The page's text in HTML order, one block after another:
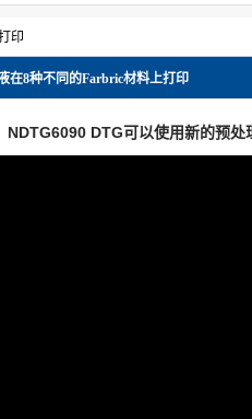
印
在8种不同的Farbric材料上打印
NDTG6090 DTG可以使用新的预